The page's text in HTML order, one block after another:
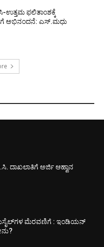
ಫಲಿತಾಂಶಕ್ಕೆ
ಅಭಿನಂದನೆ: ಎಸ್.ಮಧು
ದಾಖಲಾತಿಗೆ ಅರ್ಜಿ ಆಹ್ವಾನ
ಮೆರವಣಿಗೆ : ಇಂಡಿಯನ್